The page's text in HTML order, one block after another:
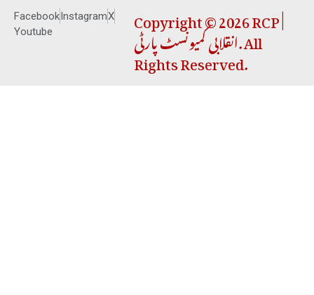
FacebookInstagramX
Youtube
Copyright © 2026 RCP |
انقلابی کمیونسٹ پارٹی. All
Rights Reserved.